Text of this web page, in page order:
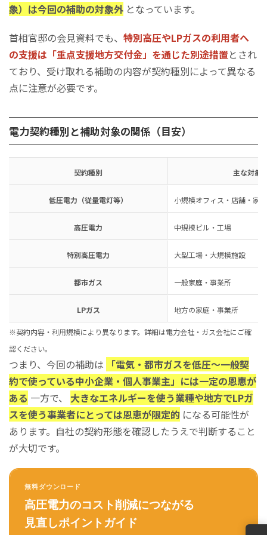
象）は今回の補助の対象外 となっています。
首相官邸の会見資料でも、 特別高圧やLPガスの利用者へ
の支援は「重点支援地方交付金」を通じた別途措置とされ
ており、受け取れる補助の内容が契約種別によって異なる
点に注意が必要です。
電力契約種別と補助対象の関係（目安）
契約種別 主な対象
低圧電力（従量電灯等） 小規模オフィス・店舗・家庭
高圧電力 中規模ビル・工場
特別高圧電力 大型工場・大規模施設
都市ガス 一般家庭・事業所
LPガス 地方の家庭・事業所
※契約内容・利用規模により異なります。詳細は電力会社・ガス会社にご確
認ください。
つまり、今回の補助は
「電気・都市ガスを低圧〜一般契
約で使っている中小企業・個人事業主」には一定の恩恵が
ある 一方で、 大きなエネルギーを使う業種や地方でLPガ
スを使う事業者にとっては恩恵が限定的 になる可能性が
あります。自社の契約形態を確認したうえで判断すること
が大切です。
無料ダウンロード
高圧電力のコスト削減につながる
見直しポイントガイド